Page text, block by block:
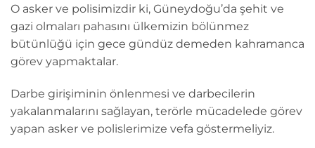
O asker ve polisimizdir ki, Güneydoğu’da şehit ve
gazi olmaları pahasını ülkemizin bölünmez
bütünlüğü için gece gündüz demeden kahramanca
görev yapmaktalar.
Darbe girişiminin önlenmesi ve darbecilerin
yakalanmalarını sağlayan, terörle mücadelede görev
yapan asker ve polislerimize vefa göstermeliyiz.